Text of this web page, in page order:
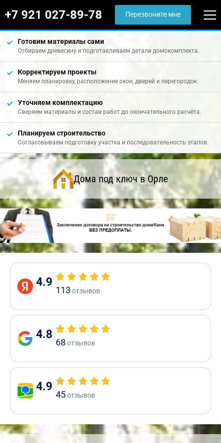
+7 921 027-89-78 Перезвоните мне
Готовим материалы сами
Отбираем древесину и подготавливаем детали домокомплекта.
Корректируем проекты
Меняем планировку, расположение окон, дверей и перегородок.
Уточняем комплектацию
Сверяем материалы и состав работ до окончательного расчёта.
Планируем строительство
Согласовываем подготовку участка и последовательность этапов.
Дома под ключ в Орле
4.9
113 отзывов
4.8
68 отзывов
4.9
45отзывов